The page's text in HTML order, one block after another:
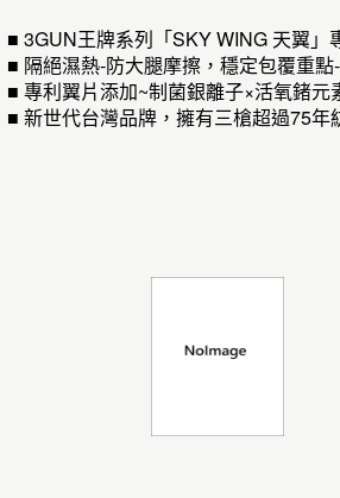
■ 3GUN王牌系列「SKY WING 天翼」
■ 隔絕濕熱-防大腿摩擦，穩定包覆重
■ 專利翼片添加~制菌銀離子×活氧鍺
■ 新世代台灣品牌，擁有三槍超過75